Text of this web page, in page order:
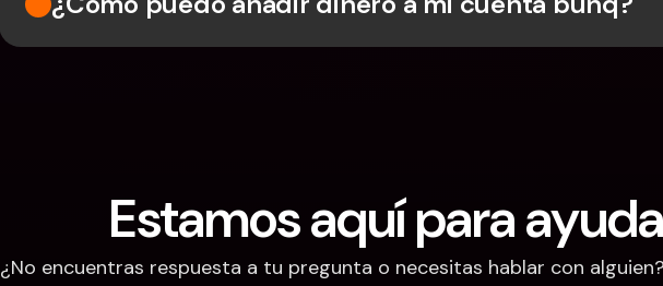
Estamos aquí para
¿No encuentras respuesta a tu pregunta o necesitas hablar con